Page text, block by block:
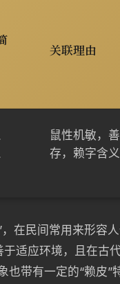
关联理由
鼠性机敏，
存，赖字含
在民间常用来形容
适应环境，且在古
也带有一定的“赖皮